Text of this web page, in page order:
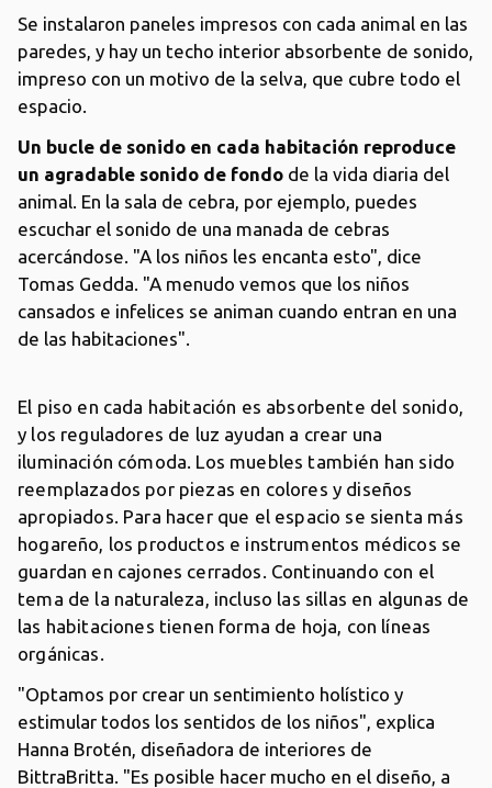
Se instalaron paneles impresos con cada animal en las
paredes, y hay un techo interior absorbente de sonido,
impreso con un motivo de la selva, que cubre todo el
espacio.
Un bucle de sonido en cada habitación reproduce
un agradable sonido de fondo de la vida diaria del
animal. En la sala de cebra, por ejemplo, puedes
escuchar el sonido de una manada de cebras
acercándose. "A los niños les encanta esto", dice
Tomas Gedda. "A menudo vemos que los niños
cansados ​​e infelices se animan cuando entran en una
de las habitaciones".
El piso en cada habitación es absorbente del sonido,
y los reguladores de luz ayudan a crear una
iluminación cómoda. Los muebles también han sido
reemplazados por piezas en colores y diseños
apropiados. Para hacer que el espacio se sienta más
hogareño, los productos e instrumentos médicos se
guardan en cajones cerrados. Continuando con el
tema de la naturaleza, incluso las sillas en algunas de
las habitaciones tienen forma de hoja, con líneas
orgánicas.
"Optamos por crear un sentimiento holístico y
estimular todos los sentidos de los niños", explica
Hanna Brotén, diseñadora de interiores de
BittraBritta. "Es posible hacer mucho en el diseño, a